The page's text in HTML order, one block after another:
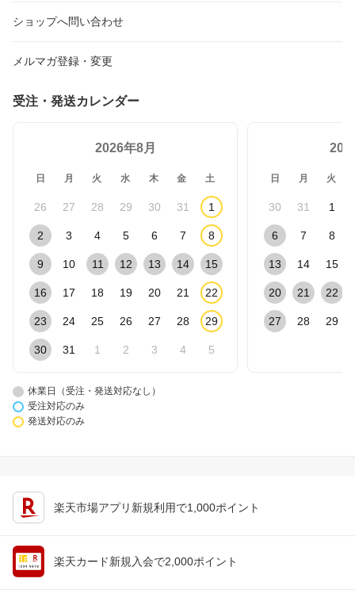
ショップへ問い合わせ
メルマガ登録・変更
受注・発送カレンダー
2026年8月
日 月 火 水 木 金 土
26 27 28 29 30 31 1
2 3 4 5 6 7 8
9 10 11 12 13 14 15
16 17 18 19 20 21 22
23 24 25 26 27 28 29
30 31 1 2 3 4 5
日 月 火
30 31 1
6 7 8
13 14 15
20 21 22
27 28 29
休業日（受注・発送対応なし）
受注対応のみ
発送対応のみ
楽天市場アプリ新規利用で1,000ポイント
楽天カード新規入会で2,000ポイント